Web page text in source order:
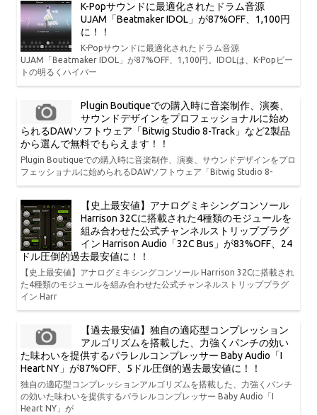
K-Popサウンドに最適化されたドラム音源
UJAM「Beatmaker IDOL」が87%OFF、1,100円
に！！
K-Popサウンドに最適化されたドラム音源
UJAM「Beatmaker IDOL」が87%OFF、1,100円。IDOLは、K-Popビー
トの明るくハイパー
Plugin Boutiqueでの購入時に音楽制作、演奏、
サウンドデザインをプロフェッショナルに始め
られるDAWソフトウェア「Bitwig Studio 8-Track」など2製品
から選んで無料でもらえます！！
Plugin Boutiqueでの購入時に音楽制作、演奏、サウンドデザインをプロ
フェッショナルに始められるDAWソフトウェア「Bitwig Studio 8-
【史上最安値】アナログミキシングコンソール
Harrison 32Cに搭載された4種類のモジュールを
組み合わせた公式チャンネルストリッププラグ
イン Harrison Audio「32C Bus」が83%OFF、24
ドル圧倒的過去最安値に！！
【史上最安値】アナログミキシングコンソール Harrison 32Cに搭載され
た4種類のモジュールを組み合わせた公式チャンネルストリッププラグ
イン Harr
【過去最安値】独自の適応型コンプレッション
アルゴリズムを搭載した、力強くパンチの効い
た味わいを提供するパラレルコンプレッサー Baby Audio「I
Heart NY」が87%OFF、5ドル圧倒的過去最安値に！！
独自の適応型コンプレッションアルゴリズムを搭載した、力強くパンチ
の効いた味わいを提供するパラレルコンプレッサー Baby Audio「I
Heart NY」が